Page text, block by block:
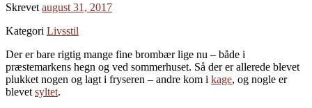
Skrevet august 31, 2017
Kategori Livsstil
Der er bare rigtig mange fine brombær lige nu – både i
præstemarkens hegn og ved sommerhuset. Så der er allerede blevet
plukket nogen og lagt i fryseren – andre kom i kage, og nogle er
blevet syltet.